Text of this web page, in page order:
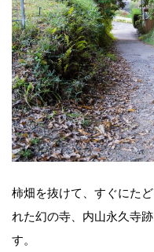
柿畑を抜けて、すぐにた
れた幻の寺、内山永久寺
す。